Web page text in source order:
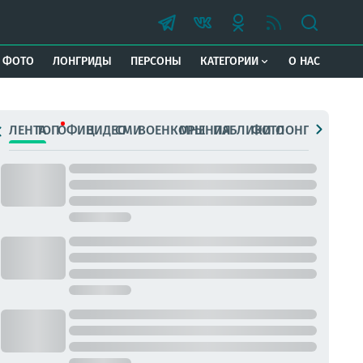
ФОТО ЛОНГРИДЫ ПЕРСОНЫ КАТЕГОРИИ О НАС
ЛЕНТАТОПОФИЦ.ВИДЕОСМИВОЕНКОРЫМНЕНИЯПАБЛИКИ
ФОТОЛОНГРИДЫ